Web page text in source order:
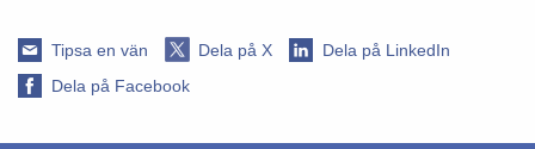
Tipsa en vän Dela på X
Dela på LinkedIn
Dela på Facebook